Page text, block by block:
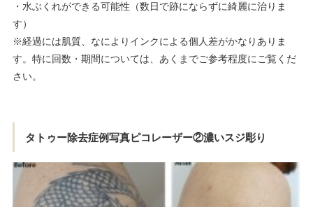
・水ぶくれができる可能性（数日で跡にならずに綺麗に治りま
す）
※経過には肌質、なによりインクによる個人差がかなりありま
す。特に回数・期間については、あくまでご参考程度にご覧くだ
さい。
タトゥー除去症例写真ピコレーザー②濃いスジ彫り